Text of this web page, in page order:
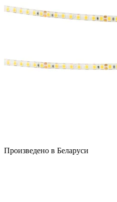
Произведено в Беларуси